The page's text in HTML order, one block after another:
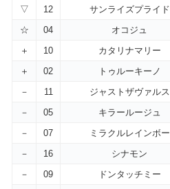
▽
12 サンライズプライド
☆
04 オコジュ
＋
10 カタリナマリー
＋
02 トゥルーキーノ
－
11 ジャストザヴァルス
－
05 キラールージュ
－
07 ミラクルレインボー
－
16 シナモン
－
09 ドンタッチミー